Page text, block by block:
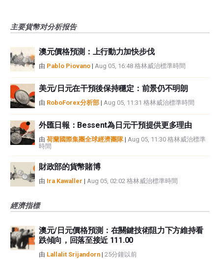
主要貨幣对分析报告
澳元價格預測：上行動力加快步伐
由 Pablo Piovano | Aug 05, 16:48 格林威治標準時間
美元/日元在干預後保持穩定：前景仍不明朗
由 RoboForex分析部 | Aug 05, 11:31 格林威治標準時間
外匯日報：Bessent為日元干預提供更多理由
由 荷蘭國際集團全球經濟團隊| Aug 05, 11:30 格林威治標準
時間
財政部的貨幣賭博
由 Ira Kawaller | Aug 05, 02:02 格林威治標準時間
經濟指標
澳元/日元價格預測：在關鍵技術阻力下方維持看
跌傾向，回落至接近 111.00
由 Lallalit Srijandorn | 25分鐘以前